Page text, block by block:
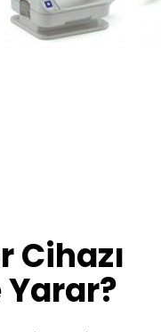
Cihazı
Yarar?